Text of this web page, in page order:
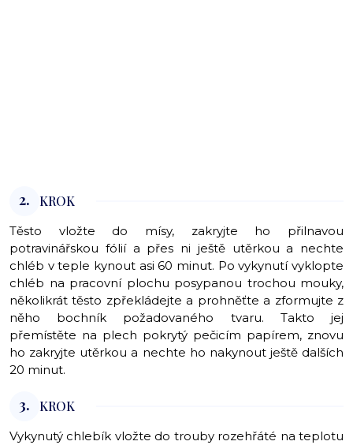
2. KROK
Těsto vložte do mísy, zakryjte ho přilnavou
potravinářskou fólií a přes ni ještě utěrkou a nechte
chléb v teple kynout asi 60 minut. Po vykynutí vyklopte
chléb na pracovní plochu posypanou trochou mouky,
několikrát těsto zpřekládejte a prohněťte a zformujte z
něho bochník požadovaného tvaru. Takto jej
přemístěte na plech pokrytý pečicím papírem, znovu
ho zakryjte utěrkou a nechte ho nakynout ještě dalších
20 minut.
3. KROK
Vykynutý chlebík vložte do trouby rozehřáté na teplotu